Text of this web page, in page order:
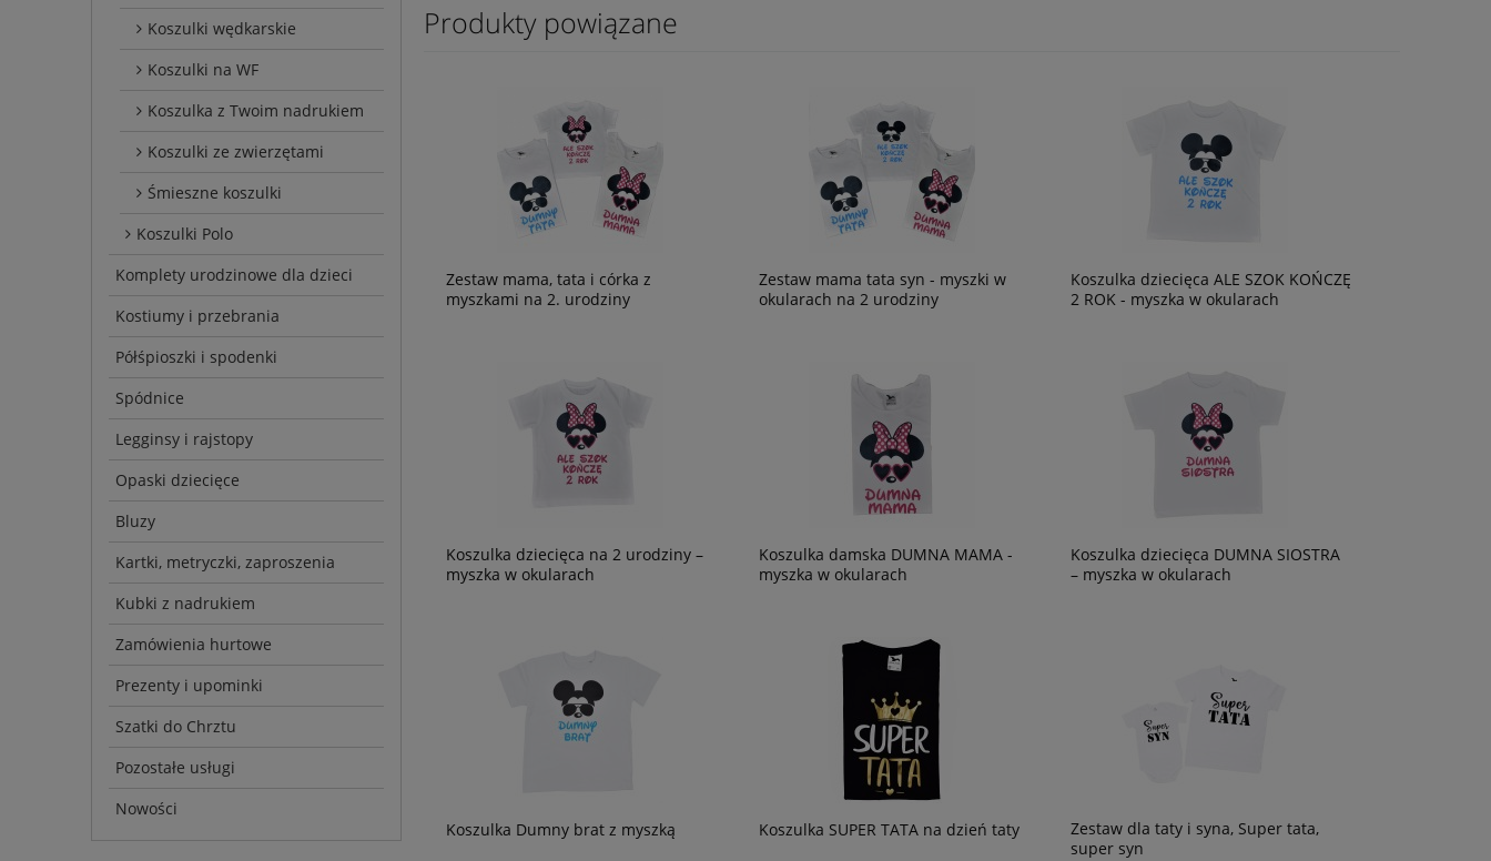
Koszulki wędkarskie
Koszulki na WF
Koszulka z Twoim nadrukiem
Koszulki ze zwierzętami
Śmieszne koszulki
Koszulki Polo
Komplety urodzinowe dla dzieci
Kostiumy i przebrania
Półśpioszki i spodenki
Spódnice
Legginsy i rajstopy
Opaski dziecięce
Bluzy
Kartki, metryczki, zaproszenia
Kubki z nadrukiem
Zamówienia hurtowe
Prezenty i upominki
Szatki do Chrztu
Pozostałe usługi
Nowości
Produkty powiązane
Zestaw mama, tata i córka z
myszkami na 2. urodziny
Zestaw mama tata syn - myszki w
okularach na 2 urodziny
Koszulka dziecięca ALE SZOK KOŃCZĘ
2 ROK - myszka w okularach
Koszulka dziecięca na 2 urodziny –
myszka w okularach
Koszulka damska DUMNA MAMA -
myszka w okularach
Koszulka dziecięca DUMNA SIOSTRA
– myszka w okularach
Koszulka Dumny brat z myszką Koszulka SUPER TATA na dzień taty
Zestaw dla taty i syna, Super tata,
super syn